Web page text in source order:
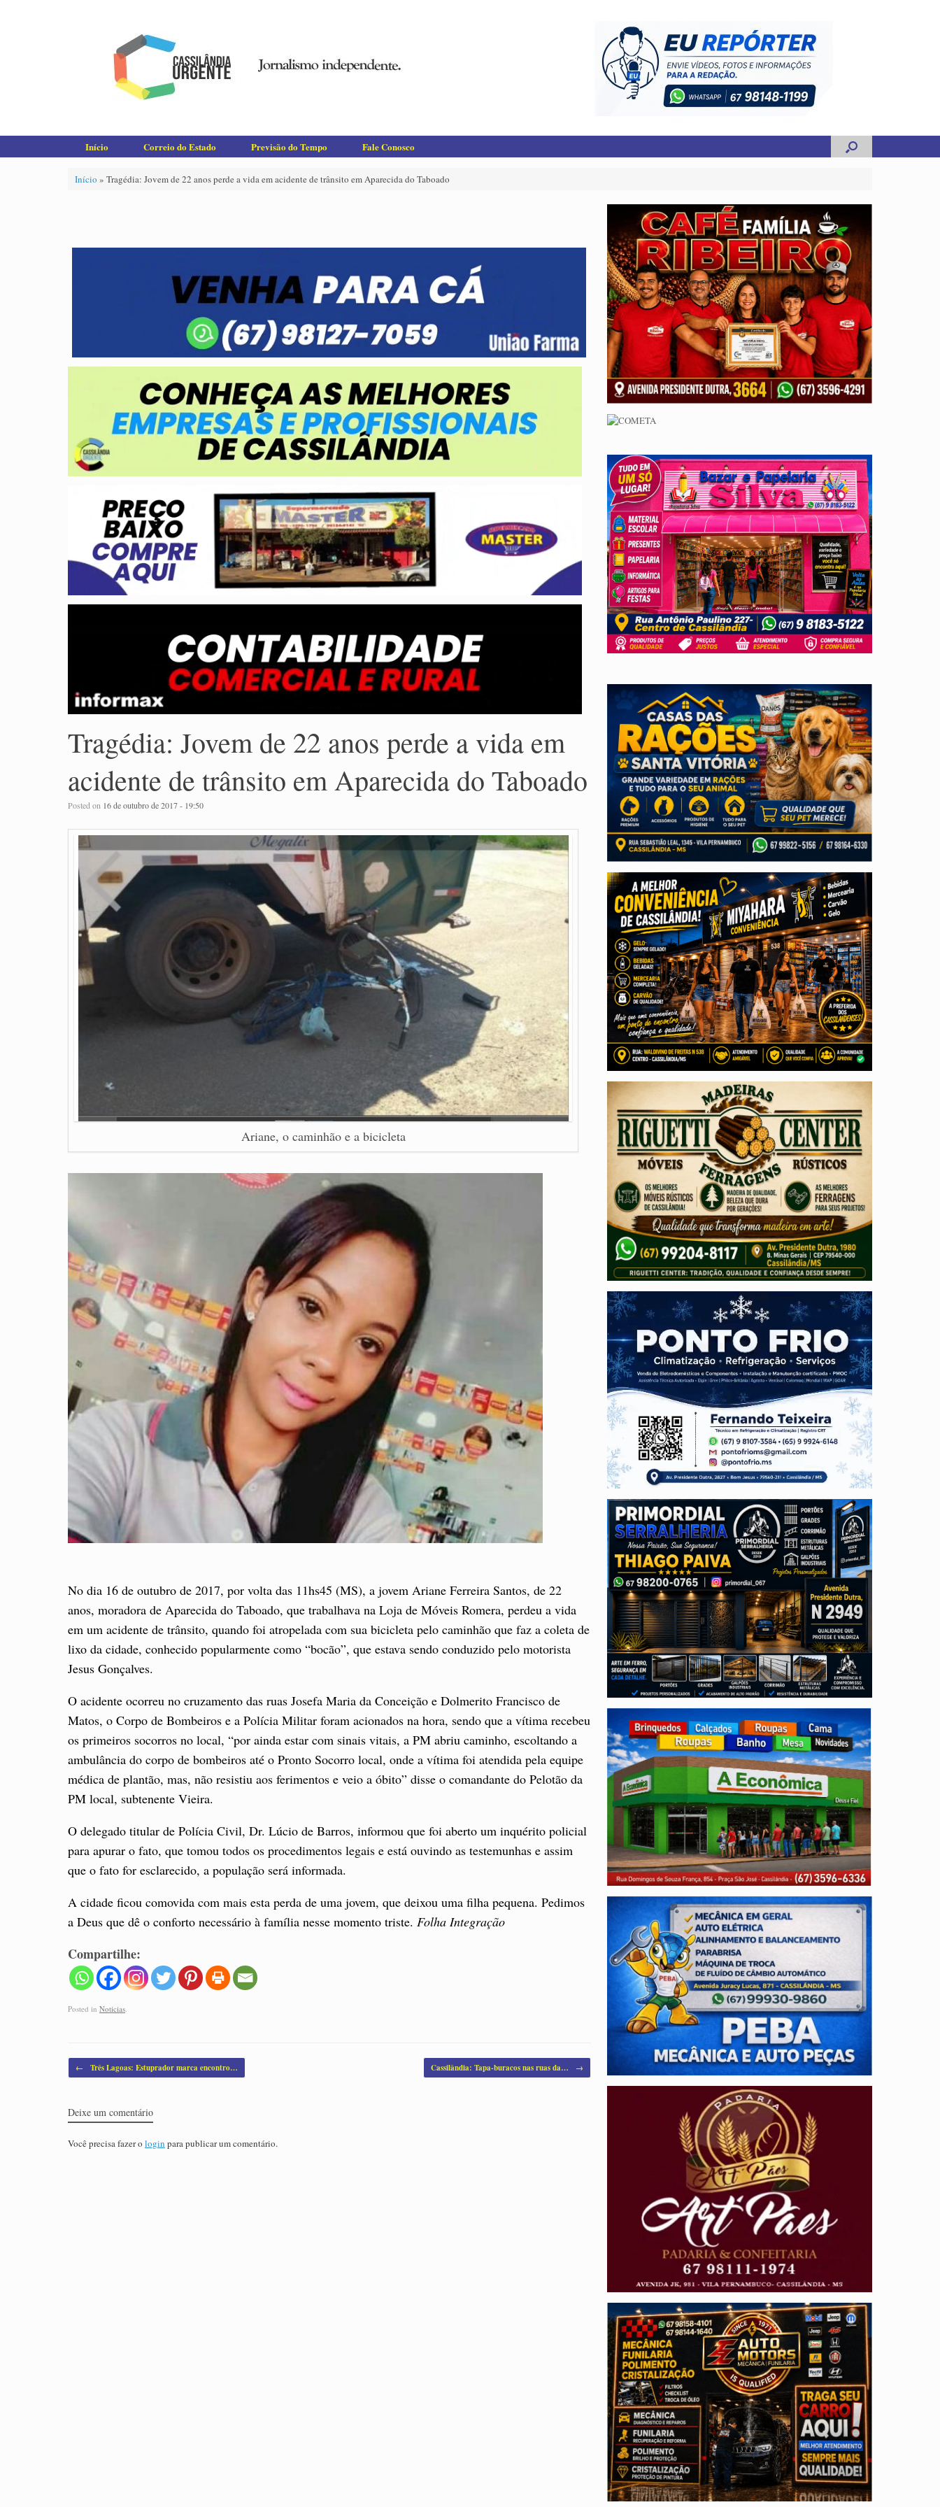
Início Correio do Estado Previsão do Tempo Fale Conosco
Início » Tragédia: Jovem de 22 anos perde a vida em acidente de trânsito em Aparecida do Taboado
Tragédia: Jovem de 22 anos perde a vida em
acidente de trânsito em Aparecida do Taboado
Posted on 16 de outubro de 2017 - 19:50
Ariane, o caminhão e a bicicleta
No dia 16 de outubro de 2017, por volta das 11hs45 (MS), a jovem Ariane Ferreira Santos, de 22
anos, moradora de Aparecida do Taboado, que trabalhava na Loja de Móveis Romera, perdeu a vida
em um acidente de trânsito, quando foi atropelada com sua bicicleta pelo caminhão que faz a coleta de
lixo da cidade, conhecido popularmente como “bocão”, que estava sendo conduzido pelo motorista
Jesus Gonçalves.
O acidente ocorreu no cruzamento das ruas Josefa Maria da Conceição e Dolmerito Francisco de
Matos, o Corpo de Bombeiros e a Polícia Militar foram acionados na hora, sendo que a vítima recebeu
os primeiros socorros no local, “por ainda estar com sinais vitais, a PM abriu caminho, escoltando a
ambulância do corpo de bombeiros até o Pronto Socorro local, onde a vítima foi atendida pela equipe
médica de plantão, mas, não resistiu aos ferimentos e veio a óbito” disse o comandante do Pelotão da
PM local, subtenente Vieira.
O delegado titular de Polícia Civil, Dr. Lúcio de Barros, informou que foi aberto um inquérito policial
para apurar o fato, que tomou todos os procedimentos legais e está ouvindo as testemunhas e assim
que o fato for esclarecido, a população será informada.
A cidade ficou comovida com mais esta perda de uma jovem, que deixou uma filha pequena. Pedimos
a Deus que dê o conforto necessário à família nesse momento triste. Folha Integração
Compartilhe:
Posted in Noticias
Post navigation
← Três Lagoas: Estuprador marca encontro… Cassilândia: Tapa-buracos nas ruas da… →
Deixe um comentário
Você precisa fazer o login para publicar um comentário.